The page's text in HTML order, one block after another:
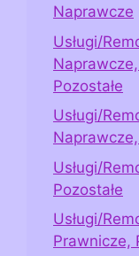
Naprawcze
Usługi/
Pozostałe
Usługi/
Usługi/
Pozostałe
Usługi/
Prawnicze,